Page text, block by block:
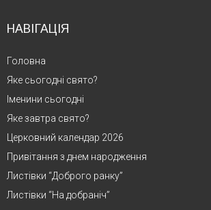
НАВІГАЦІЯ
Головна
Яке сьогодні свято?
Іменини сьогодні
Яке завтра свято?
Церковний календар 2026
Привітання з днем народження
Листівки “Доброго ранку”
Листівки “На добраніч”